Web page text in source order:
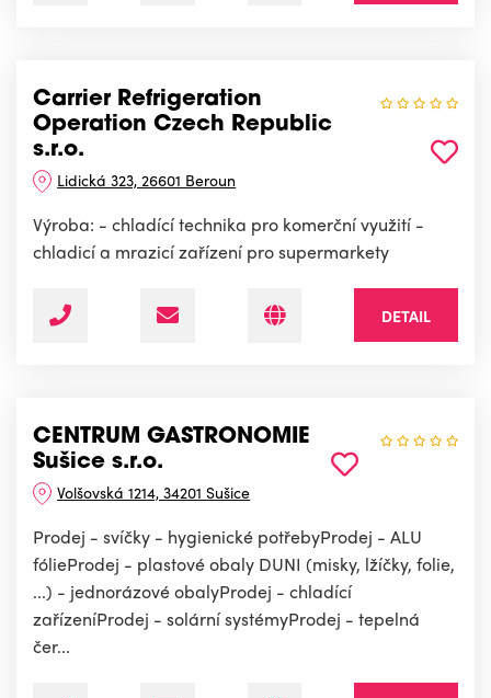
Carrier Refrigeration
Operation Czech Republic
s.r.o.
Lidická 323, 26601 Beroun
Výroba: - chladící technika pro komerční využití -
chladicí a mrazicí zařízení pro supermarkety
DETAIL
CENTRUM GASTRONOMIE
Sušice s.r.o.
Volšovská 1214, 34201 Sušice
Prodej - svíčky - hygienické potřebyProdej - ALU
fólieProdej - plastové obaly DUNI (misky, lžíčky, folie,
...) - jednorázové obalyProdej - chladící
zařízeníProdej - solární systémyProdej - tepelná
čer...